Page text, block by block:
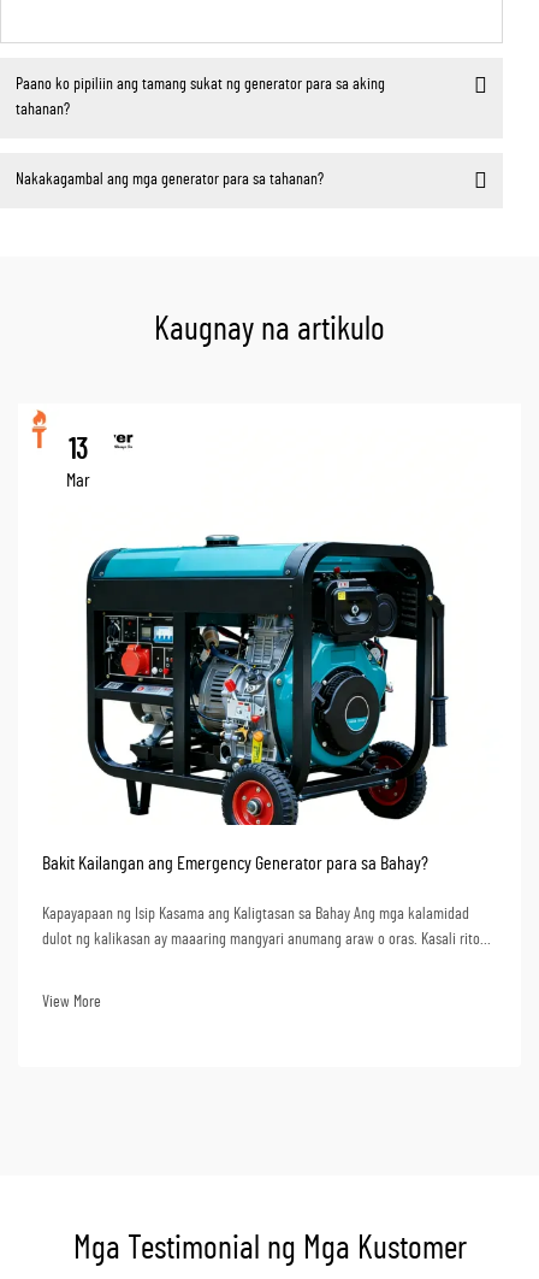
Paano ko pipiliin ang tamang sukat ng generator para sa aking
tahanan?
Nakakagambal ang mga generator para sa tahanan?
Kaugnay na artikulo
13
Mar
Bakit Kailangan ang Emergency Generator para sa Bahay?
Kapayapaan ng Isip Kasama ang Kaligtasan sa Bahay Ang mga kalamidad
dulot ng kalikasan ay maaaring mangyari anumang araw o oras. Kasali rito
View More
Mga Testimonial ng Mga Kustomer